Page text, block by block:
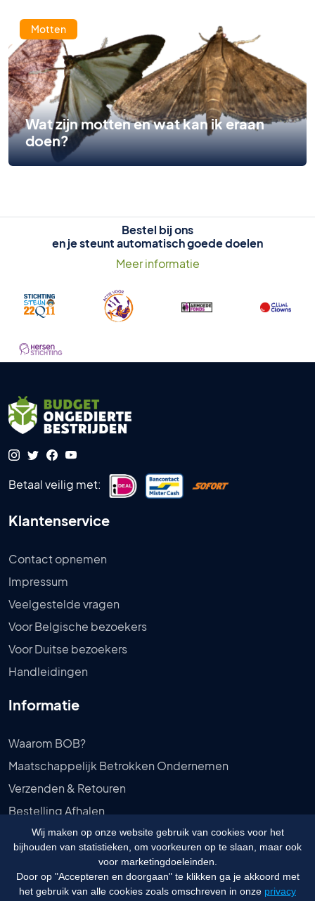
Wij maken op onze website gebruik van cookies voor het
bijhouden van statistieken, om voorkeuren op te slaan, maar ook
voor marketingdoeleinden.
Door op "Accepteren en doorgaan" te klikken ga je akkoord met
het gebruik van alle cookies zoals omschreven in onze privacy
Motten
Wat zijn motten en wat kan ik eraan
doen?
Bestel bij ons
en je steunt automatisch goede doelen
Meer informatie
Betaal veilig met:
Klantenservice
Contact opnemen
Impressum
Veelgestelde vragen
Voor Belgische bezoekers
Voor Duitse bezoekers
Handleidingen
Informatie
Waarom BOB?
Maatschappelijk Betrokken Ondernemen
Verzenden & Retouren
Bestelling Afhalen
Privébeleid
Algemene voorwaarden